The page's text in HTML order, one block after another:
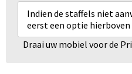
Indien de staffels niet
eerst een optie
Draai uw mobiel voor de